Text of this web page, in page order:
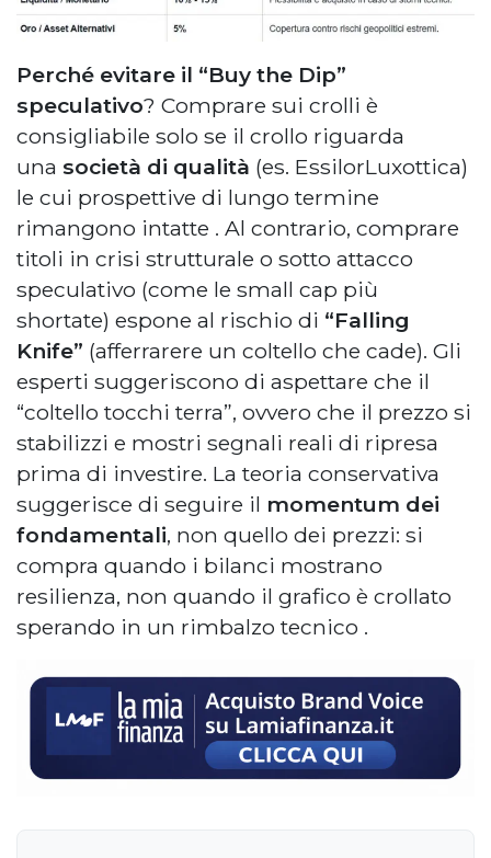
Perché evitare il “Buy the Dip”
speculativo? Comprare sui crolli è
consigliabile solo se il crollo riguarda
una società di qualità (es. EssilorLuxottica)
le cui prospettive di lungo termine
rimangono intatte . Al contrario, comprare
titoli in crisi strutturale o sotto attacco
speculativo (come le small cap più
shortate) espone al rischio di “Falling
Knife” (afferrarere un coltello che cade). Gli
esperti suggeriscono di aspettare che il
“coltello tocchi terra”, ovvero che il prezzo si
stabilizzi e mostri segnali reali di ripresa
prima di investire. La teoria conservativa
suggerisce di seguire il momentum dei
fondamentali, non quello dei prezzi: si
compra quando i bilanci mostrano
resilienza, non quando il grafico è crollato
sperando in un rimbalzo tecnico .